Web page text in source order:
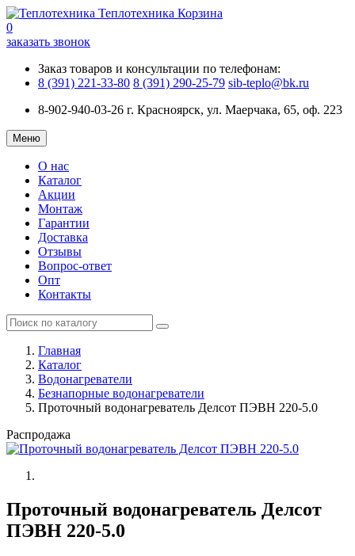
Теплотехника Корзина
0
заказать звонок
Заказ товаров и консультации по телефонам:
8 (391) 221-33-80 8 (391) 290-25-79 sib-teplo@bk.ru
8-902-940-03-26 г. Красноярск, ул. Маерчака, 65, оф. 223
Меню
О нас
Каталог
Акции
Монтаж
Гарантии
Доставка
Отзывы
Вопрос-ответ
Опт
Контакты
Главная
Каталог
Водонагреватели
Безнапорные водонагреватели
Проточный водонагреватель Делсот ПЭВН 220-5.0
Распродажа
Проточный водонагреватель Делсот
ПЭВН 220-5.0